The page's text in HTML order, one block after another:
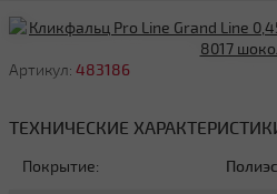
Артикул: 483186
ТЕХНИЧЕСКИЕ
Покрытие: